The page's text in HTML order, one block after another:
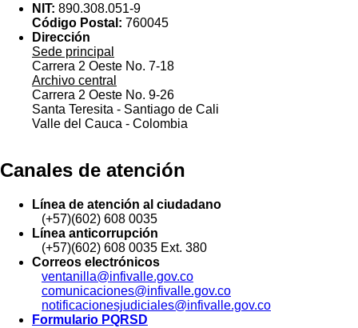
NIT: 890.308.051-9
Código Postal: 760045
Dirección
Sede principal
Carrera 2 Oeste No. 7-18
Archivo central
Carrera 2 Oeste No. 9-26
Santa Teresita - Santiago de Cali
Valle del Cauca - Colombia
Canales de atención
Línea de atención al ciudadano
(+57)(602) 608 0035
Línea anticorrupción
(+57)(602) 608 0035 Ext. 380
Correos electrónicos
ventanilla@infivalle.gov.co
comunicaciones@infivalle.gov.co
notificacionesjudiciales@infivalle.gov.co
Formulario PQRSD